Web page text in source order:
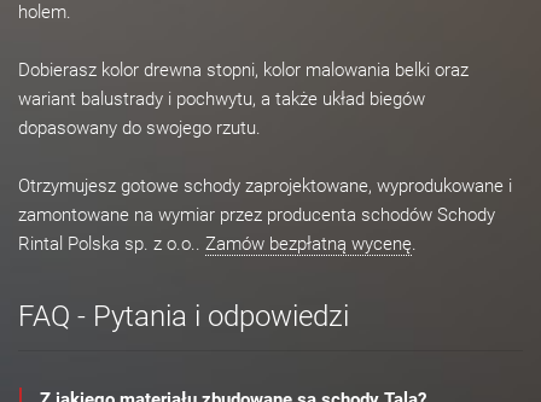
holem.
Dobierasz kolor drewna stopni, kolor malowania belki oraz
wariant balustrady i pochwytu, a także układ biegów
dopasowany do swojego rzutu.
Otrzymujesz gotowe schody zaprojektowane, wyprodukowane i
zamontowane na wymiar przez producenta schodów Schody
Rintal Polska sp. z o.o.. Zamów bezpłatną wycenę.
FAQ - Pytania i odpowiedzi